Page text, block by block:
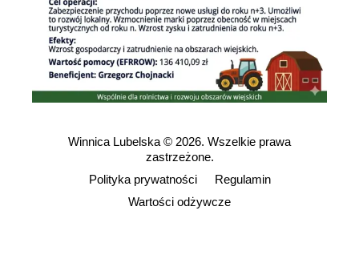
Winnica Lubelska© 2026. Wszelkie prawa
zastrzeżone.
Polityka prywatności
Regulamin
Wartości odżywcze